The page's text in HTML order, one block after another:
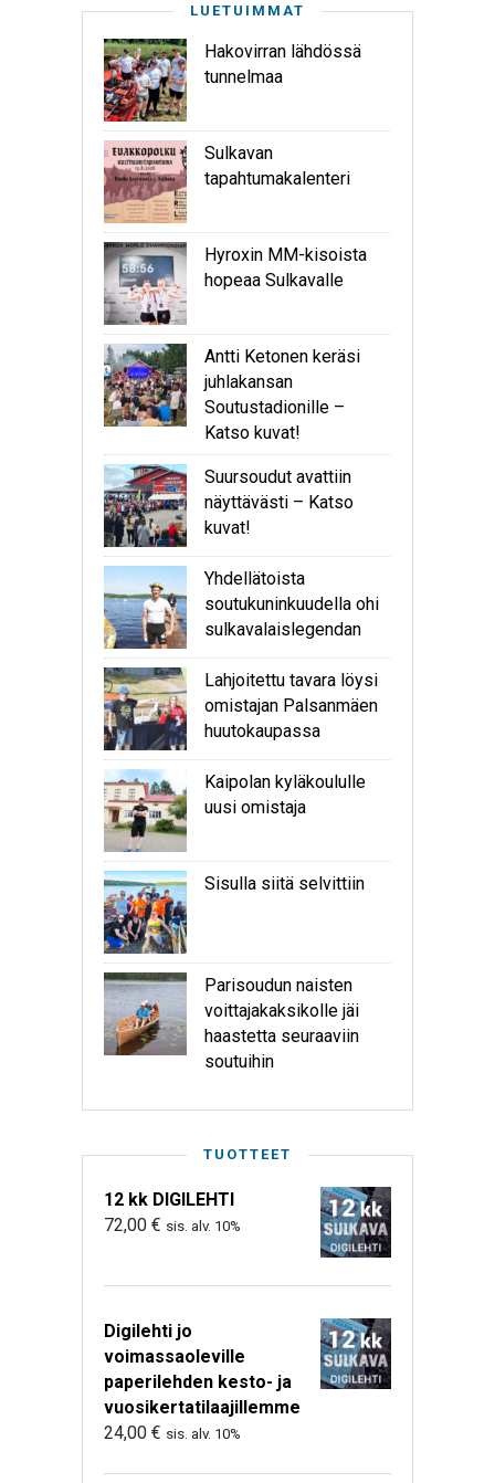
LUETUIMMAT
Hakovirran lähdössä
tunnelmaa
Sulkavan
tapahtumakalenteri
Hyroxin MM-kisoista
hopeaa Sulkavalle
Antti Ketonen keräsi
juhlakansan
Soutustadionille –
Katso kuvat!
Suursoudut avattiin
näyttävästi – Katso
kuvat!
Yhdellätoista
soutukuninkuudella ohi
sulkavalaislegendan
Lahjoitettu tavara löysi
omistajan Palsanmäen
huutokaupassa
Kaipolan kyläkoululle
uusi omistaja
Sisulla siitä selvittiin
Parisoudun naisten
voittajakaksikolle jäi
haastetta seuraaviin
soutuihin
TUOTTEET
12 kk DIGILEHTI
72,00 € sis. alv. 10%
Digilehti jo
voimassaoleville
paperilehden kesto- ja
vuosikertatilaajillemme
24,00 € sis. alv. 10%